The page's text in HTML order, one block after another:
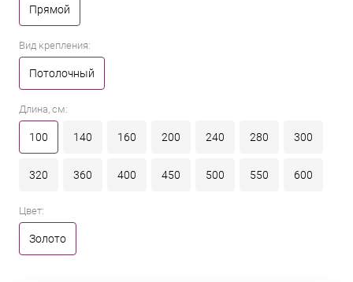
Прямой
Вид крепления:
Потолочный
Длина, см:
100 140 160 200 240 280 300
320 360 400 450 500 550 600
Цвет:
Золото